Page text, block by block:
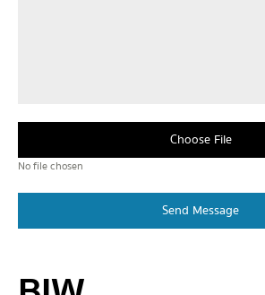
Choose File
No file chosen
Send Message